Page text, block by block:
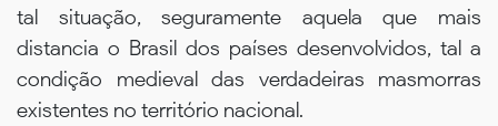
tal situação, seguramente aquela que mais
distancia o Brasil dos países desenvolvidos, tal a
condição medieval das verdadeiras masmorras
existentes no território nacional.